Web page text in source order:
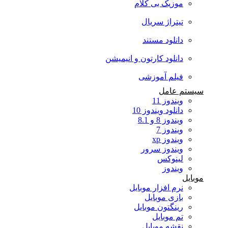
موزیک بی کلام
تیتراژ سریال
دانلود مستند
دانلود کارتون و انیمیشن
فیلم آموزشی
سیستم عامل
ویندوز 11
دانلود ویندوز 10
ویندوز 8 و 8.1
ویندوز 7
ویندوز xp
ویندوز سرور
لینوکس
ویندوز
موبایل
نرم افزار موبایل
بازی موبایل
رینگتون موبایل
تم موبایل
نقشه موبایل